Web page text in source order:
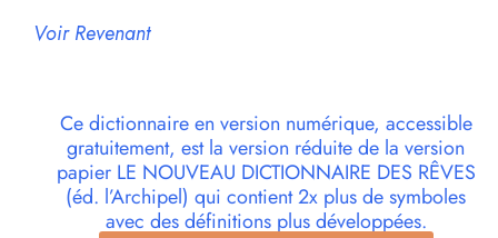
Voir Revenant
Ce dictionnaire en version numérique, accessible
gratuitement, est la version réduite de la version
papier LE NOUVEAU DICTIONNAIRE DES RÊVES
(éd. l’Archipel) qui contient 2x plus de symboles
avec des définitions plus développées.